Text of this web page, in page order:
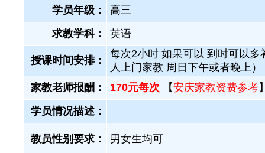
学员年级：
高三
求教学科：
英语
授课时间安排：
每次2小时 如果可以 到时可以多
人上门家教 周日下午或者晚上）
家教老师报酬：
170元每次 【安庆家教资费参考
学员情况描述：
教员性别要求： 男女生均可